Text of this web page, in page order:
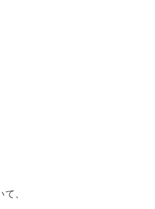
、